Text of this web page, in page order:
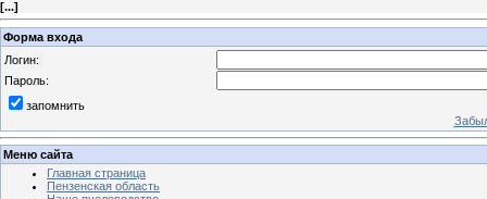
[...]
Форма входа
Логин:
Пароль:
запомнить
Меню сайта
Главная страница
Пензенская область